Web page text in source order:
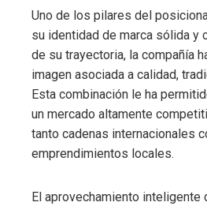
Uno de los pilares del
su identidad de marca sólida y
de su trayectoria, la compañía
imagen asociada a calidad,
Esta combinación le ha
un mercado altamente
tanto cadenas internacionales
emprendimientos locales.
El aprovechamiento inteligente